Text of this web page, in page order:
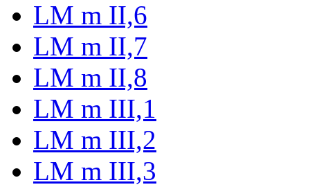
LM m II,6
LM m II,7
LM m II,8
LM m III,1
LM m III,2
LM m III,3